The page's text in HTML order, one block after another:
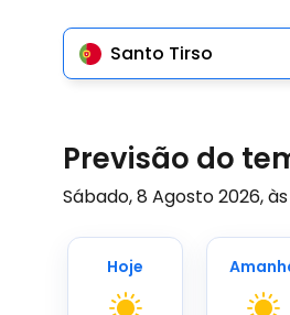
Santo Tirso
Previsão do
Sábado, 8 Agosto 2026, às
Hoje